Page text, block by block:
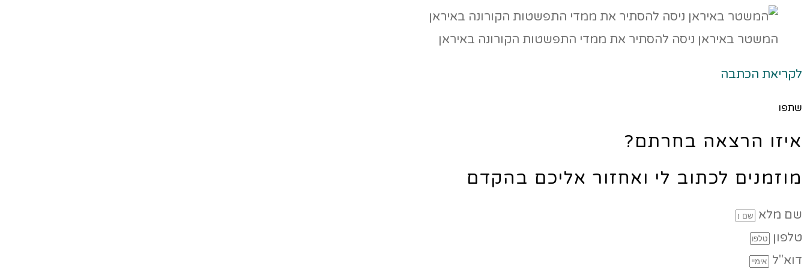
המשטר באיראן ניסה להסתיר את ממדי התפשטות הקורונה באיראן
לקריאת הכתבה
שתפו
איזו הרצאה בחרתם?
מוזמנים לכתוב לי ואחזור אליכם בהקדם
שם מלא
טלפון
דוא"ל